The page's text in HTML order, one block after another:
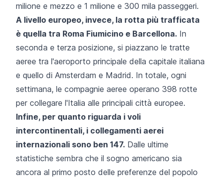
milione e mezzo e 1 milione e 300 mila passeggeri.
A livello europeo, invece, la rotta più trafficata
è quella tra Roma Fiumicino e Barcellona. In
seconda e terza posizione, si piazzano le tratte
aeree tra l'aeroporto principale della capitale italiana
e quello di Amsterdam e Madrid. In totale, ogni
settimana, le compagnie aeree operano 398 rotte
per collegare l'Italia alle principali città europee.
Infine, per quanto riguarda i voli
intercontinentali, i collegamenti aerei
internazionali sono ben 147. Dalle ultime
statistiche sembra che il sogno americano sia
ancora al primo posto delle preferenze del popolo